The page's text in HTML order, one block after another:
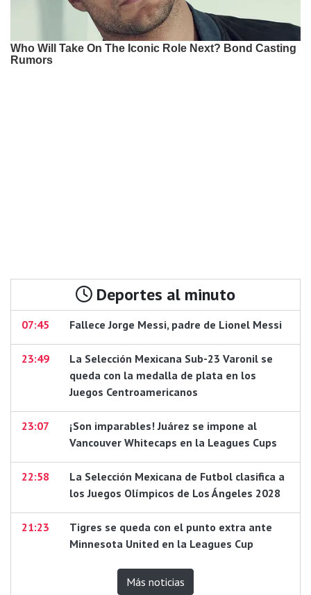
Deportes al minuto
07:45 Fallece Jorge Messi, padre de Lionel Messi
23:49
La Selección Mexicana Sub-23 Varonil se
queda con la medalla de plata en los
Juegos Centroamericanos
23:07
¡Son imparables! Juárez se impone al
Vancouver Whitecaps en la Leagues Cups
22:58
La Selección Mexicana de Futbol clasifica a
los Juegos Olímpicos de Los Ángeles 2028
21:23
Tigres se queda con el punto extra ante
Minnesota United en la Leagues Cup
Más noticias